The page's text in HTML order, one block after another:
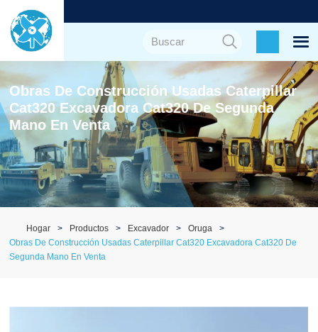
Obras De Construcción Usadas Caterpillar
Cat320 Excavadora Cat320 De Segunda
Mano En Venta
Hogar Productos Excavador
Oruga
Obras De Construcción Usadas Caterpillar Cat320 Excavadora Cat320 De
Segunda Mano En Venta